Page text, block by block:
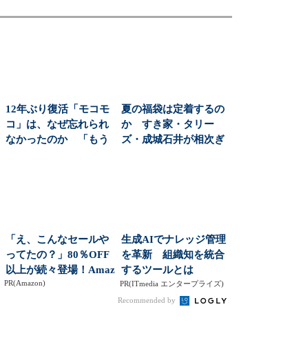
12年ぶり復活「モコモ
コ」は、なぜ忘れられ
なかったのか 「もう
夏の福袋は定着するの
か すき家・タリー
ズ・成城石井が相次ぎ
「え、こんなセールや
ってたの？」80％OFF
以上が続々登場！Amaz
onの本気が...
PR(Amazon)
生成AIでナレッジ管理
を革新 組織知を統合
するツールとは
PR(ITmedia エンタープライズ)
Recommended by